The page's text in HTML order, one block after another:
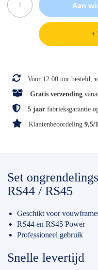
Aan
+
Voor 12:00 uur besteld,
Gratis verzending
5 jaar fabrieksgarantie
Klantenbeoordeling 9,5/
Set
RS44 / RS45
Geschikt voor
RS44 en RS45 Power
Professioneel gebruik
Snelle levertijd